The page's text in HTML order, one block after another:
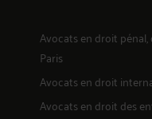
19
Avocats en droit
Paris
Avocats en droit
Avocats en droit des